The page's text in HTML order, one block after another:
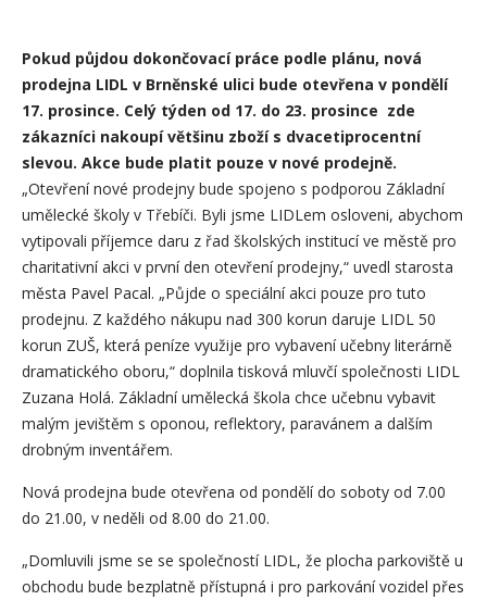
Pokud půjdou dokončovací práce podle plánu, nová
prodejna LIDL v Brněnské ulici bude otevřena v pondělí
17. prosince. Celý týden od 17. do 23. prosince zde
zákazníci nakoupí většinu zboží s dvacetiprocentní
slevou. Akce bude platit pouze v nové prodejně.
„Otevření nové prodejny bude spojeno s podporou Základní
umělecké školy v Třebíči. Byli jsme LIDLem osloveni, abychom
vytipovali příjemce daru z řad školských institucí ve městě pro
charitativní akci v první den otevření prodejny,“ uvedl starosta
města Pavel Pacal. „Půjde o speciální akci pouze pro tuto
prodejnu. Z každého nákupu nad 300 korun daruje LIDL 50
korun ZUŠ, která peníze využije pro vybavení učebny literárně
dramatického oboru,“ doplnila tisková mluvčí společnosti LIDL
Zuzana Holá. Základní umělecká škola chce učebnu vybavit
malým jevištěm s oponou, reflektory, paravánem a dalším
drobným inventářem.
Nová prodejna bude otevřena od pondělí do soboty od 7.00
do 21.00, v neděli od 8.00 do 21.00.
„Domluvili jsme se se společností LIDL, že plocha parkoviště u
obchodu bude bezplatně přístupná i pro parkování vozidel přes